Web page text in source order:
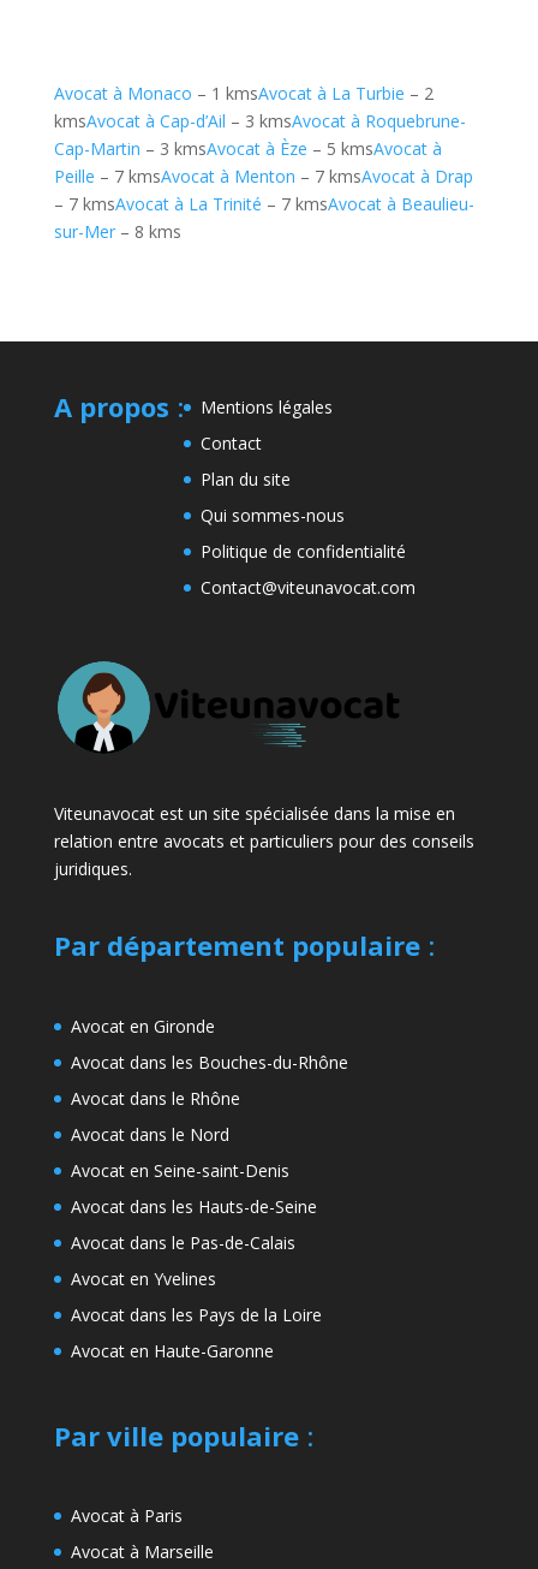
Avocat à Monaco – 1 kmsAvocat à La Turbie – 2
kmsAvocat à Cap-d’Ail – 3 kmsAvocat à Roquebrune-
Cap-Martin – 3 kmsAvocat à Èze – 5 kmsAvocat à
Peille – 7 kmsAvocat à Menton – 7 kmsAvocat à Drap
– 7 kmsAvocat à La Trinité – 7 kmsAvocat à Beaulieu-
sur-Mer– 8 kms
A propos :
Mentions légales
Contact
Plan du site
Qui sommes-nous
Politique de confidentialité
Contact@viteunavocat.com
Viteunavocat est un site spécialisée dans la mise en
relation entre avocats et particuliers pour des conseils
juridiques.
Par département populaire:
Avocat en Gironde
Avocat dans les Bouches-du-Rhône
Avocat dans le Rhône
Avocat dans le Nord
Avocat en Seine-saint-Denis
Avocat dans les Hauts-de-Seine
Avocat dans le Pas-de-Calais
Avocat en Yvelines
Avocat dans les Pays de la Loire
Avocat en Haute-Garonne
Par ville populaire:
Avocat à Paris
Avocat à Marseille